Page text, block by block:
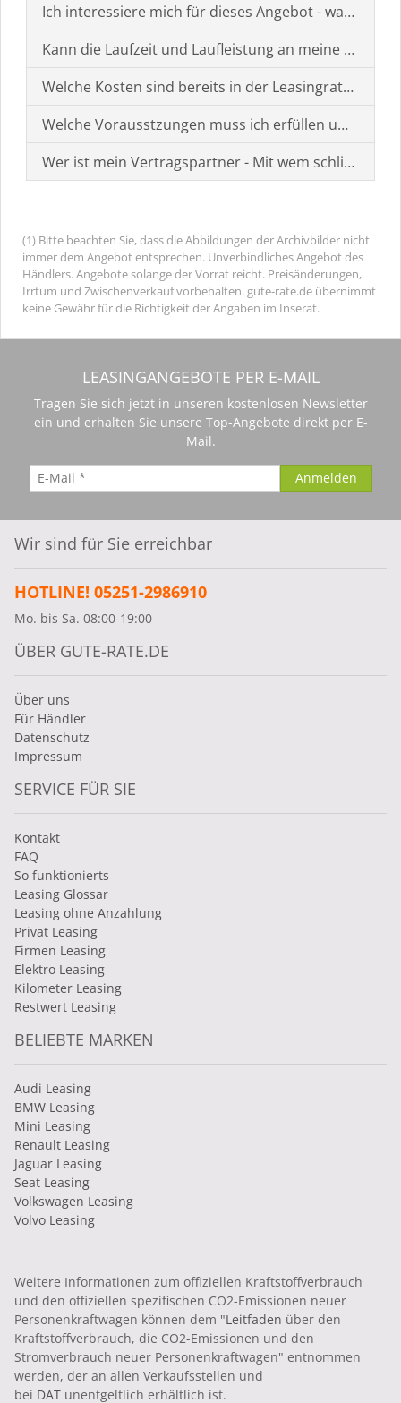
Ich interessiere mich für dieses Angebot - was muss
Kann die Laufzeit und Laufleistung an meine
Welche Kosten sind bereits in der Leasingrate
Welche Vorausstzungen muss ich erfüllen um einen
Wer ist mein Vertragspartner - Mit wem schließe ich
(1) Bitte beachten Sie, dass die Abbildungen der Archivbilder nicht
immer dem Angebot entsprechen. Unverbindliches Angebot des
Händlers. Angebote solange der Vorrat reicht. Preisänderungen,
Irrtum und Zwischenverkauf vorbehalten. gute-rate.de übernimmt
keine Gewähr für die Richtigkeit der Angaben im Inserat.
LEASINGANGEBOTE PER E-MAIL
Tragen Sie sich jetzt in unseren kostenlosen Newsletter
ein und erhalten Sie unsere Top-Angebote direkt per E-
Mail.
Wir sind für Sie erreichbar
HOTLINE! 05251-2986910
Mo. bis Sa. 08:00-19:00
ÜBER GUTE-RATE.DE
Über uns
Für Händler
Datenschutz
Impressum
SERVICE FÜR SIE
Kontakt
FAQ
So funktionierts
Leasing Glossar
Leasing ohne Anzahlung
Privat Leasing
Firmen Leasing
Elektro Leasing
Kilometer Leasing
Restwert Leasing
BELIEBTE MARKEN
Audi Leasing
BMW Leasing
Mini Leasing
Renault Leasing
Jaguar Leasing
Seat Leasing
Volkswagen Leasing
Volvo Leasing
Weitere Informationen zum offiziellen Kraftstoffverbrauch
und den offiziellen spezifischen CO2-Emissionen neuer
Personenkraftwagen können dem "Leitfaden über den
Kraftstoffverbrauch, die CO2-Emissionen und den
Stromverbrauch neuer Personenkraftwagen" entnommen
werden, der an allen Verkaufsstellen und
bei DAT unentgeltlich erhältlich ist.